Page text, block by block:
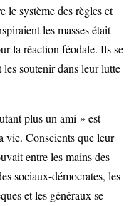
le système des règles et
les masses était
la réaction féodale. Ils se
soutenir dans leur lutte
plus un ami » est
vie. Conscients que leur
entre les mains des
sociaux-démocrates, les
et les généraux se